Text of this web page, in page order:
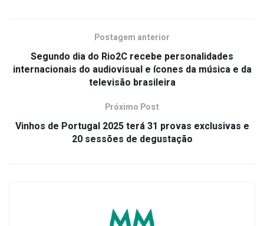
Postagem anterior
Segundo dia do Rio2C recebe personalidades
internacionais do audiovisual e ícones da música e da
televisão brasileira
Próximo Post
Vinhos de Portugal 2025 terá 31 provas exclusivas e
20 sessões de degustação